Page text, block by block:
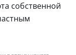
собственной